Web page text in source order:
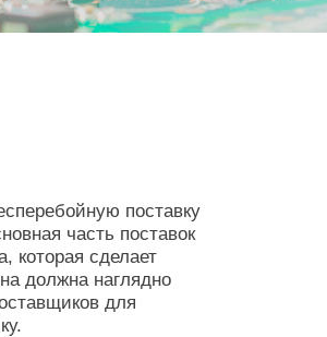
поставку
часть поставок
которая сделает
должна наглядно
для